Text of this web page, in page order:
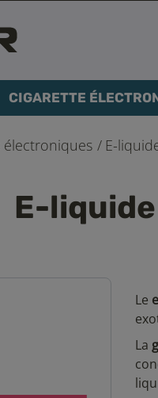
CIGARETTE
électroniques E-
E-
Le
La